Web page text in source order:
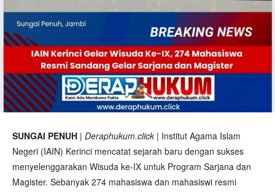
SUNGAI PENUH | Deraphukum.click | Institut Agama Islam
Negeri (IAIN) Kerinci mencatat sejarah baru dengan sukses
menyelenggarakan Wisuda ke-IX untuk Program Sarjana dan
Magister. Sebanyak 274 mahasiswa dan mahasiswi resmi